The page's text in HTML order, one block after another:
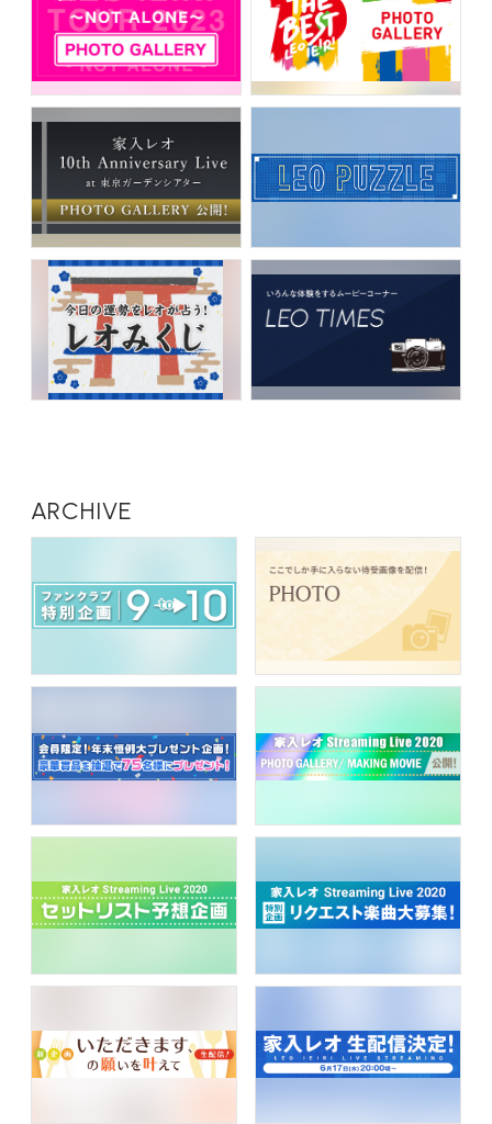
JOIN LOGIN
FC NEWS
MONTHLY LEO
LEO REPORT
TOPICS
RADIO
TICKET
SPECIAL
ARCHIVE